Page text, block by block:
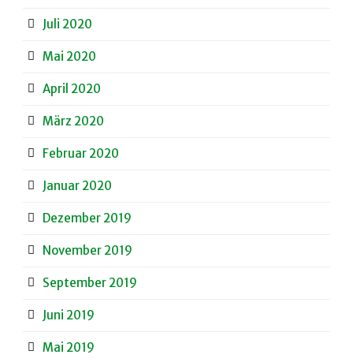
Juli 2020
Mai 2020
April 2020
März 2020
Februar 2020
Januar 2020
Dezember 2019
November 2019
September 2019
Juni 2019
Mai 2019